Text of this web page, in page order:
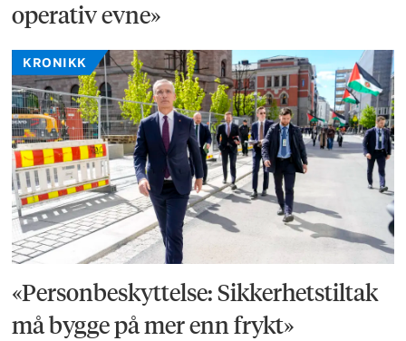
operativ evne»
KRONIKK
«Personbeskyttelse: Sikkerhetstiltak
må bygge på mer enn frykt»